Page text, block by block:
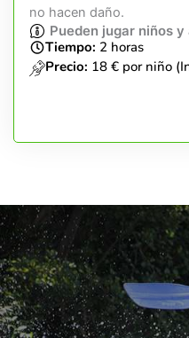
no hacen daño.
Pueden jugar niños
Tiempo: 2 horas
Precio: 18 € por niño